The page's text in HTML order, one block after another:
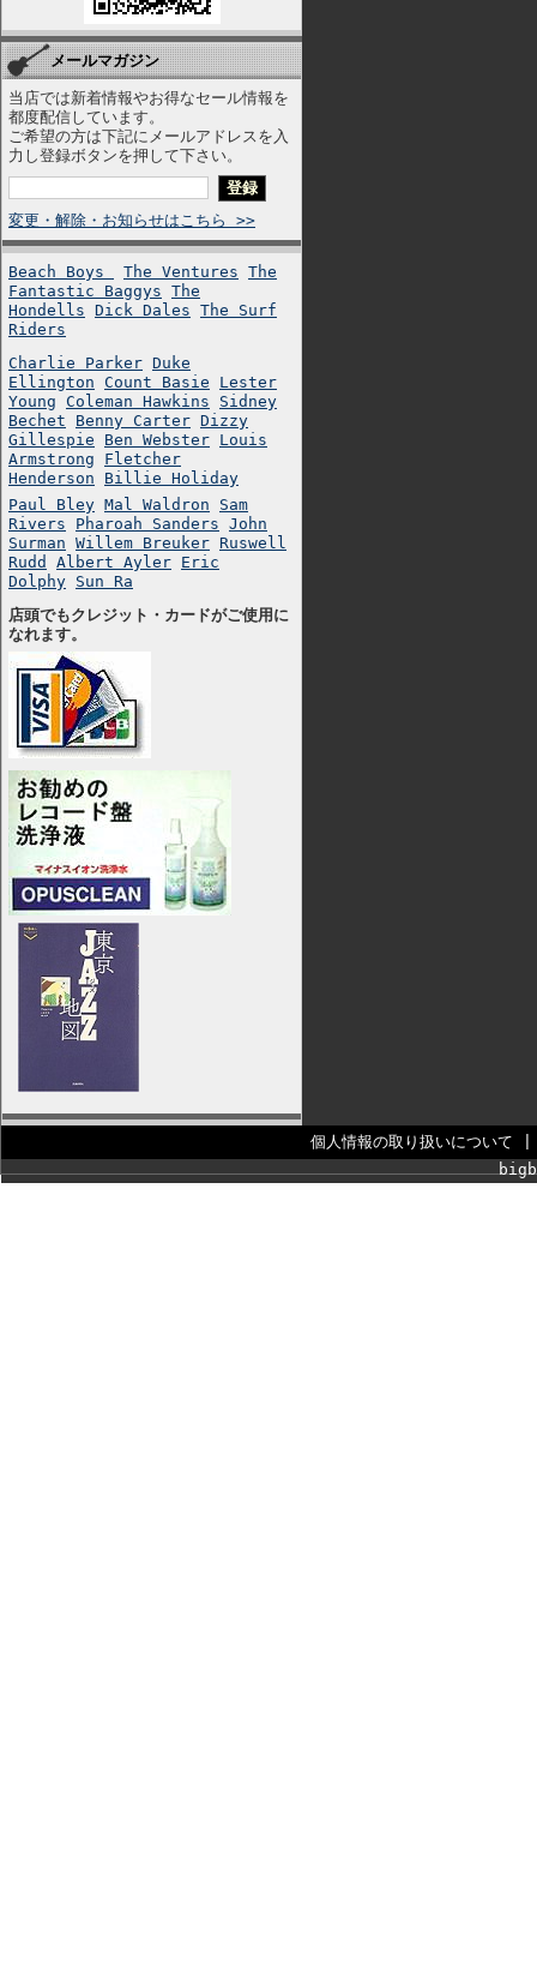
メールマガジン
当店では新着情報やお得なセール情報を
都度配信しています。
ご希望の方は下記にメールアドレスを入
力し登録ボタンを押して下さい。
変更・解除・お知らせはこちら >>
Beach Boys The Ventures The
Fantastic Baggys The
Hondells Dick Dales The Surf
Riders
Charlie Parker Duke
Ellington Count Basie
Lester
Young Coleman Hawkins
Sidney
Bechet
Benny Carter Dizzy
Gillespie
Ben Webster Louis
Armstrong
Fletcher
Henderson
Billie Holiday
Paul Bley Mal Waldron
Sam
Rivers
Pharoah Sanders John
Surman Willem Breuker Ruswell
Rudd
Albert Ayler Eric
Dolphy Sun Ra
店頭でもクレジット・カードがご使用に
なれます。
個人情報の取り扱いについて